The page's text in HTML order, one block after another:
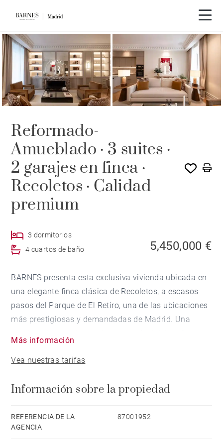
Reformado-
Amueblado · 3 suites ·
2 garajes en finca ·
Recoletos · Calidad
premium
3 dormitorios
4 cuartos de baño
5,450,000 €
BARNES presenta esta exclusiva vivienda ubicada en
una elegante finca clásica de Recoletos, a escasos
pasos del Parque de El Retiro, una de las ubicaciones
más prestigiosas y demandadas de Madrid. Una
con dos plazas de garaje en la misma finca se
excepcional en el mercado actual.
completamente reformada bajo la dirección de un
estudio de arquitectura reconocido por trabajar con
Más información
Vea nuestras tarifas
Información sobre la propiedad
REFERENCIA DE LA
AGENCIA
87001952